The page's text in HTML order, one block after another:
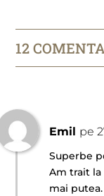
12
Emil pe
Superbe
Am trait
mai